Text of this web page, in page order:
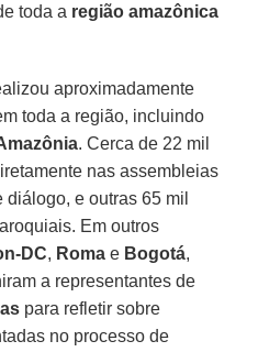
toda a região amazônica
aproximadamente
toda a região, incluindo
. Cerca de 22 mil
nas assembleias
e outras 65 mil
Em outros
DC, Roma e Bogotá,
a representantes de
para refletir sobre
no processo de